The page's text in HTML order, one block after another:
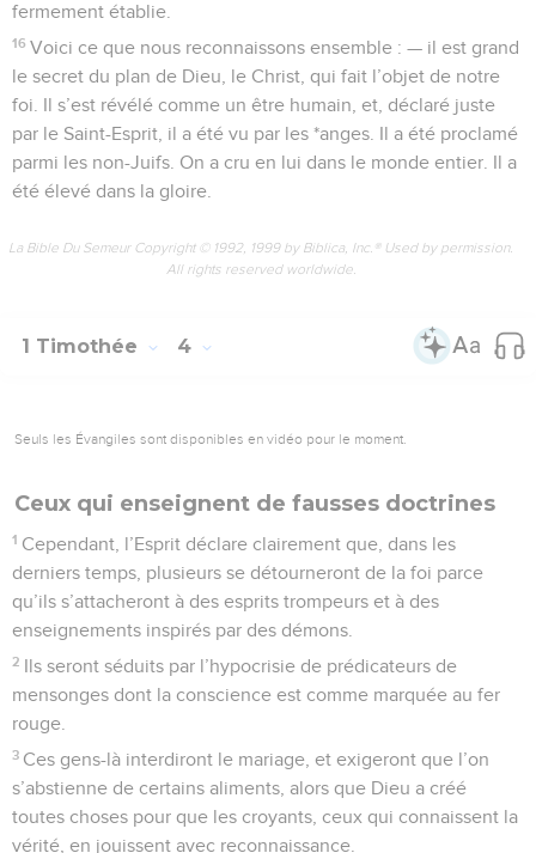
fermement établie.
16 Voici ce que nous reconnaissons ensemble : — il est grand
le secret du plan de Dieu, le Christ, qui fait l’objet de notre
foi. Il s’est révélé comme un être humain, et, déclaré juste
par le Saint-Esprit, il a été vu par les *anges. Il a été proclamé
parmi les non-Juifs. On a cru en lui dans le monde entier. Il a
été élevé dans la gloire.
La Bible Du Semeur Copyright © 1992, 1999 by Biblica, Inc.® Used by permission.
All rights reserved worldwide.
1 Timothée 4
Seuls les Évangiles sont disponibles en vidéo pour le moment.
Ceux qui enseignent de fausses doctrines
1 Cependant, l’Esprit déclare clairement que, dans les
derniers temps, plusieurs se détourneront de la foi parce
qu’ils s’attacheront à des esprits trompeurs et à des
enseignements inspirés par des démons.
2 Ils seront séduits par l’hypocrisie de prédicateurs de
mensonges dont la conscience est comme marquée au fer
rouge.
3 Ces gens-là interdiront le mariage, et exigeront que l’on
s’abstienne de certains aliments, alors que Dieu a créé
toutes choses pour que les croyants, ceux qui connaissent la
vérité, en jouissent avec reconnaissance.